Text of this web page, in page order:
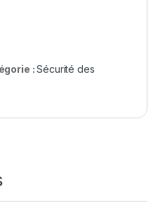
:Sécurité des